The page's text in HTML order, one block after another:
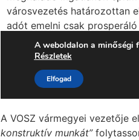
A VOSZ vármegyei vezetője
konstruktív munkát”